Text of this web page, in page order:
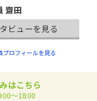
齋田
ビューを見る
プロフィールを見る
はこちら
～18:00